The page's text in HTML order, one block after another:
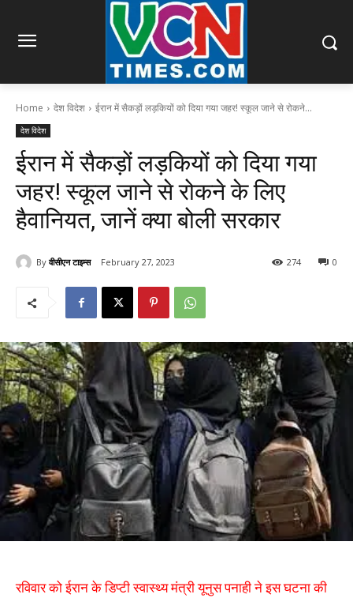
Home देश विदेश ईरान में सैकड़ों लड़कियों को दिया गया जहर! स्कूल जाने से रोकने...
देश विदेश
ईरान में सैकड़ों लड़कियों को दिया गया
जहर! स्कूल जाने से रोकने के लिए
हैवानियत, जानें क्या बोली सरकार
By वीसीएन टाइम्स February 27, 2023 0
274
रविवार को ईरान के डिप्टी स्वास्थ्य मंत्री यूनुस पनाही ने इस घटना की